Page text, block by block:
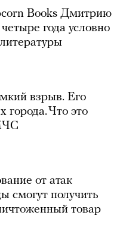
Books Дмитрию
года условно
взрыв. Его
города. Что это
от атак
смогут получить
товар